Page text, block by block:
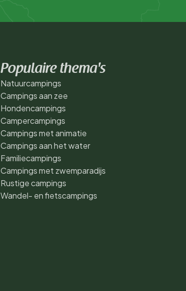
Populaire thema's
Natuurcampings
Campings aan zee
Hondencampings
Campercampings
Campings met animatie
Campings aan het water
Familiecampings
Campings met zwemparadijs
Rustige campings
Wandel- en fietscampings